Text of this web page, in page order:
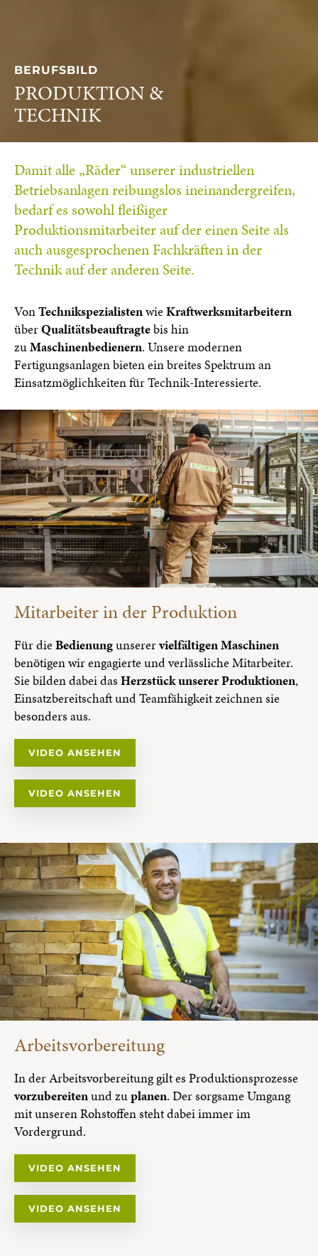
BERUFSBILD
PRODUKTION &
TECHNIK
Damit alle „Räder“ unserer industriellen
Betriebsanlagen reibungslos ineinandergreifen,
bedarf es sowohl fleißiger
Produktionsmitarbeiter auf der einen Seite als
auch ausgesprochenen Fachkräften in der
Technik auf der anderen Seite.
VonTechnikspezialistenwieKraftwerksmitarbeitern
überQualitätsbeauftragtebis hin
zuMaschinenbedienern. Unsere modernen
Fertigungsanlagen bieten ein breites Spektrum an
Einsatzmöglichkeiten für Technik-Interessierte.
Mitarbeiter in der Produktion
Für dieBedienungunserervielfältigen Maschinen
benötigen wir engagierte und verlässliche Mitarbeiter.
Sie bilden dabei dasHerzstück unserer Produktionen,
Einsatzbereitschaft und Teamfähigkeit zeichnen sie
besonders aus.
VIDEO ANSEHEN
VIDEO ANSEHEN
Arbeitsvorbereitung
In der Arbeitsvorbereitung gilt es Produktionsprozesse
vorzubereitenund zuplanen. Der sorgsame Umgang
mit unseren Rohstoffen steht dabei immer im
Vordergrund.
VIDEO ANSEHEN
VIDEO ANSEHEN